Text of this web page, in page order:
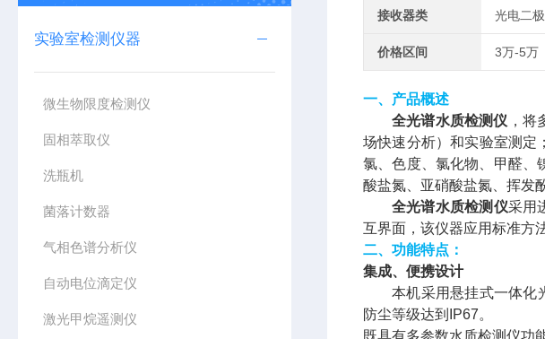
实验室检测仪器
微生物限度检测仪
固相萃取仪
洗瓶机
菌落计数器
气相色谱分析仪
自动电位滴定仪
激光甲烷遥测仪
接收器类 光电二
价格区间 3万-5万
一、产品概述
全光谱水质检测仪 ，
场快速分析）和实验室测定
氯、色度、氯化物、甲醛、
酸盐氮、亚硝酸盐氮、挥发
全光谱水质检测仪采用
互界面，该仪器应用标准方
二、功能特点：
集成、便携设计
本机采用悬挂式一体化
防尘等级达到IP67。
既具有多参数水质检测仪功